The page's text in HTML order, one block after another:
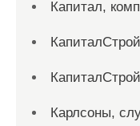
Капитал,
Карлсоны,